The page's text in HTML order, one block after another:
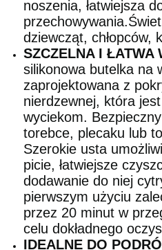
noszenia, łatwiejsza
dziewcząt, chłopców,
SZCZELNA I ŁATWA
silikonowa butelka na
zaprojektowana z
nierdzewnej, która
wyciekom.
torebce, plecaku lub
Szerokie usta
picie, łatwiejsze
dodawanie do niej
pierwszym użyciu
przez 20 minut w
celu dokładnego
IDEALNE DO